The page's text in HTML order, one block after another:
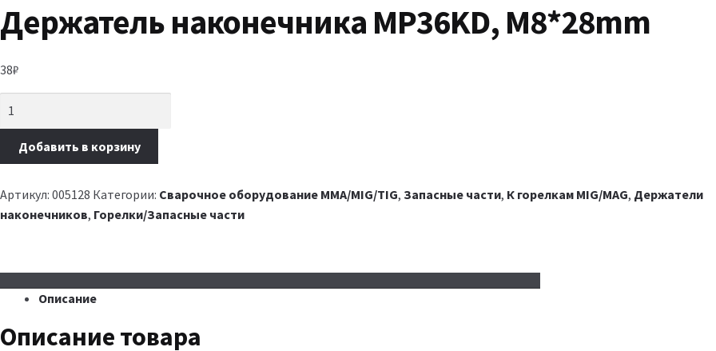
Держатель наконечника MP36KD, M8*28mm
38₽
Добавить в корзину
Артикул: 005128 Категории: Сварочное оборудование MMA/MIG/TIG, Запасные части, К горелкам MIG/MAG, Держатели
наконечников, Горелки/Запасные части
Описание
Описание товара